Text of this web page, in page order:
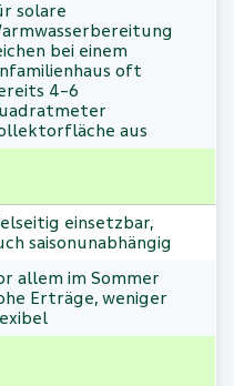
solare
bei einem
oft
4–6
aus
einsetzbar,
saisonunabhängig
allem im Sommer
Erträge, weniger